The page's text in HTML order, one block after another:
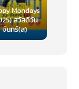
Mondays
สวัสดีวัน
จันทร์(ส)